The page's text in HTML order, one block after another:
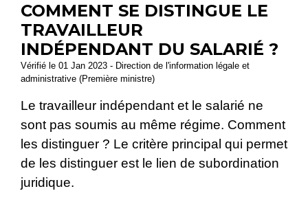
COMMENT SE DISTINGUE LE
TRAVAILLEUR
INDÉPENDANT DU SALARIÉ ?
Vérifié le 01 Jan 2023 - Direction de l'information légale et
administrative (Première ministre)
Le travailleur indépendant et le salarié ne
sont pas soumis au même régime. Comment
les distinguer ? Le critère principal qui permet
de les distinguer est le lien de subordination
juridique.